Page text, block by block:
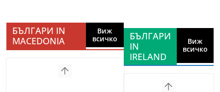
БЪЛГАРИ IN
MACEDONIA
Виж
всичко
БЪЛГАРИ
IN
IRELAND
Виж
всичко